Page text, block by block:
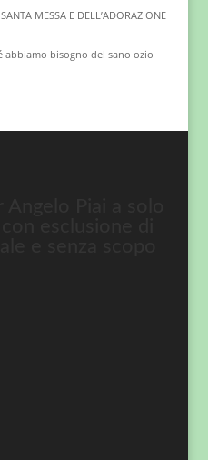
MESSA E DELL’ADORAZIONE
abbiamo bisogno del sano ozio